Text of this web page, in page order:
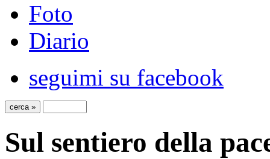
Foto
Diario
seguimi su facebook
Sul sentiero della